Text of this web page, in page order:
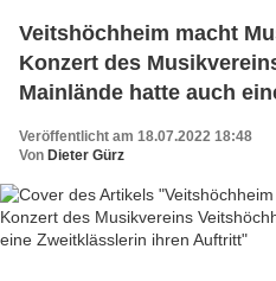
Veitshöchheim macht
Konzert des
Mainlände hatte auch
Veröffentlicht am 18.07.2022 18:48
Von Dieter Gürz